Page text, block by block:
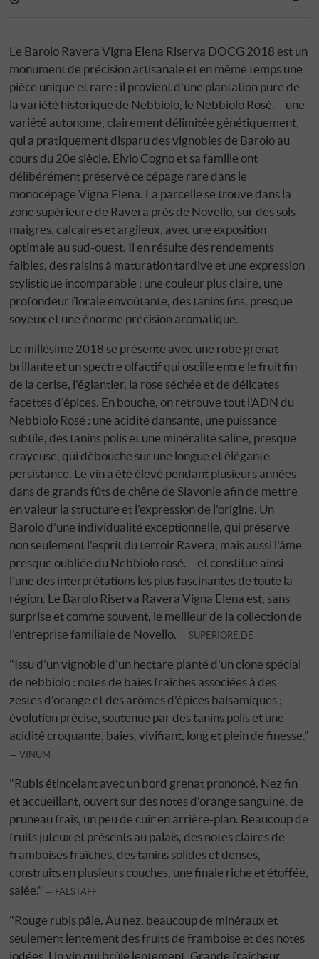
Le Barolo Ravera Vigna Elena Riserva DOCG 2018 est un
monument de précision artisanale et en même temps une
pièce unique et rare : il provient d'une plantation pure de
la variété historique de Nebbiolo, le Nebbiolo Rosé. – une
variété autonome, clairement délimitée génétiquement,
qui a pratiquement disparu des vignobles de Barolo au
cours du 20e siècle. Elvio Cogno et sa famille ont
délibérément préservé ce cépage rare dans le
monocépage Vigna Elena. La parcelle se trouve dans la
zone supérieure de Ravera près de Novello, sur des sols
maigres, calcaires et argileux, avec une exposition
optimale au sud-ouest. Il en résulte des rendements
faibles, des raisins à maturation tardive et une expression
stylistique incomparable : une couleur plus claire, une
profondeur florale envoûtante, des tanins fins, presque
soyeux et une énorme précision aromatique.
Le millésime 2018 se présente avec une robe grenat
brillante et un spectre olfactif qui oscille entre le fruit fin
de la cerise, l'églantier, la rose séchée et de délicates
facettes d'épices. En bouche, on retrouve tout l'ADN du
Nebbiolo Rosé : une acidité dansante, une puissance
subtile, des tanins polis et une minéralité saline, presque
crayeuse, qui débouche sur une longue et élégante
persistance. Le vin a été élevé pendant plusieurs années
dans de grands fûts de chêne de Slavonie afin de mettre
en valeur la structure et l'expression de l'origine. Un
Barolo d'une individualité exceptionnelle, qui préserve
non seulement l'esprit du terroir Ravera, mais aussi l'âme
presque oubliée du Nebbiolo rosé. – et constitue ainsi
l'une des interprétations les plus fascinantes de toute la
région. Le Barolo Riserva Ravera Vigna Elena est, sans
surprise et comme souvent, le meilleur de la collection de
l'entreprise familiale de Novello.
SUPERIORE.DE
"Issu d'un vignoble d'un hectare planté d'un clone spécial
de nebbiolo : notes de baies fraîches associées à des
zestes d'orange et des arômes d'épices balsamiques ;
évolution précise, soutenue par des tanins polis et une
acidité croquante, baies, vivifiant, long et plein de finesse."
VINUM
"Rubis étincelant avec un bord grenat prononcé. Nez fin
et accueillant, ouvert sur des notes d'orange sanguine, de
pruneau frais, un peu de cuir en arrière-plan. Beaucoup de
fruits juteux et présents au palais, des notes claires de
framboises fraîches, des tanins solides et denses,
construits en plusieurs couches, une finale riche et étoffée,
salée."
FALSTAFF
"Rouge rubis pâle. Au nez, beaucoup de minéraux et
seulement lentement des fruits de framboise et des notes
iodées. Un vin qui brûle lentement. Grande fraîcheur,